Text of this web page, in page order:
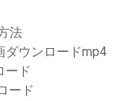
法
ダウンロードmp4
ード
ード